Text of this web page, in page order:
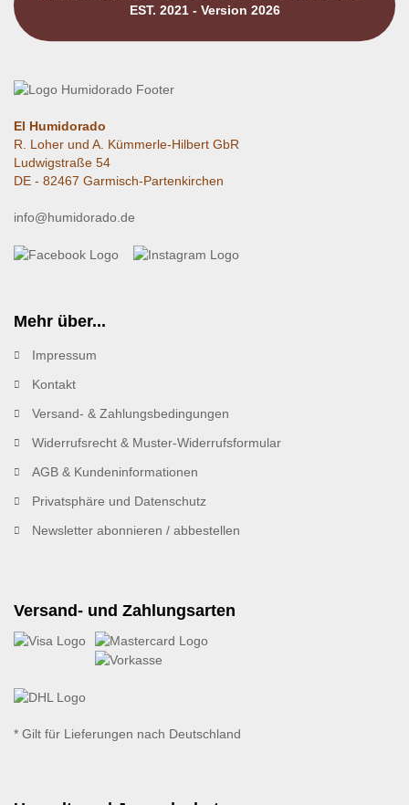
EST. 2021 - Version 2026
El Humidorado
R. Loher und A. Kümmerle-Hilbert GbR
Ludwigstraße 54
DE - 82467 Garmisch-Partenkirchen
info@humidorado.de
Mehr über...
Impressum
Kontakt
Versand- & Zahlungsbedingungen
Widerrufsrecht & Muster-Widerrufsformular
AGB & Kundeninformationen
Privatsphäre und Datenschutz
Newsletter abonnieren / abbestellen
Versand- und Zahlungsarten
* Gilt für Lieferungen nach Deutschland